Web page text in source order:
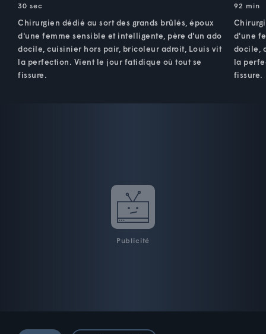
30 sec
Chirurgien dédié au sort des grands brûlés, époux
d'une femme sensible et intelligente, père d'un ado
docile, cuisinier hors pair, bricoleur adroit, Louis vit
la perfection. Vient le jour fatidique où tout se
fissure.
92 min
d'une
docile,
la
fissure.
Publicité